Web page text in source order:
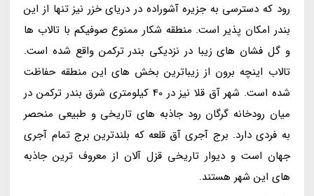
رود که دسترسی به جزیره آشوراده در دریای خزر نیز تنها از این
بندر امکان پذیر است. منطقه شکار ممنوع صوفیکم با تالاب ها
و گل فشان های زیبا در نزدیکی بندر ترکمن واقع شده است.
تالاب اینچه برون از زیباترین بخش های این منطقه حفاظت
شده است. شهر آق قلا نیز در 40 کیلومتری شرق بندر ترکمن در
میان رودخانه گرگان رود جاذبه های تاریخی و طبیعی منحصر
به فردی دارد. برج آجری آق قلعه که بلندترین برج تمام آجری
جهان است و دیوار تاریخی قزل آلان از معروف ترین جاذبه
های این شهر هستند.